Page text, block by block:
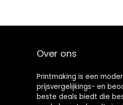
Over ons
Printmaking is een
prijsvergelijkings- en
beste deals biedt die